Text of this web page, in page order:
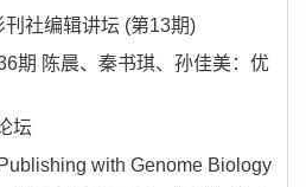
社编辑讲坛 (第13期)
期 陈晨、秦书琪、孙佳美：优
坛
with Genome Biology